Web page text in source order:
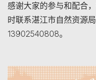
感谢大家的参与和配合
时联系湛江市自然资源
13902540808。